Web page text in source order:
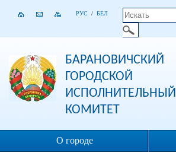
РУС / БЕЛ
БАРАНОВИЧСКИЙ
ГОРОДСКОЙ
ИСПОЛНИТЕЛЬНЫЙ
КОМИТЕТ
О городе